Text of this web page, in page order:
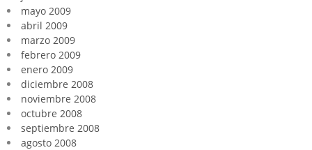
mayo 2009
abril 2009
marzo 2009
febrero 2009
enero 2009
diciembre 2008
noviembre 2008
octubre 2008
septiembre 2008
agosto 2008